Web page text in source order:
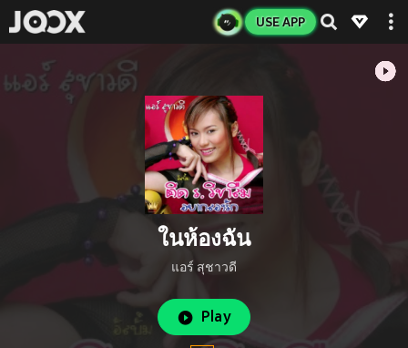
USE APP
ในห้องฉัน
แอร์ สุชาวดี
Play